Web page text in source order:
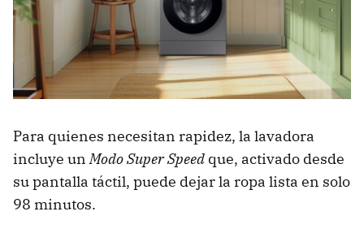
Para quienes necesitan rapidez, la lavadora
incluye unModo Super Speed que, activado desde
su pantalla táctil, puede dejar la ropa lista en solo
98 minutos.